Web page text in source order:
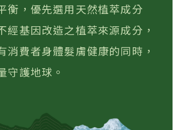
衡，優先選用天然植萃成分
經基因改造之植萃來源成分，
消費者身體髮膚健康的同時，
守護地球。